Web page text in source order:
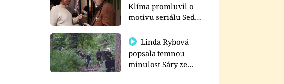
Klíma promluvil o
motivu seriálu Sedm
Linda Rybová
popsala temnou
minulost Sáry ze